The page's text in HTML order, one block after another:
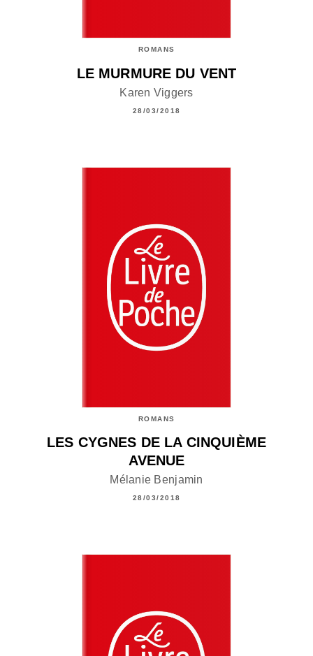
ROMANS
LE MURMURE DU VENT
Karen Viggers
28/03/2018
ROMANS
LES CYGNES DE LA CINQUIÈME
AVENUE
Mélanie Benjamin
28/03/2018